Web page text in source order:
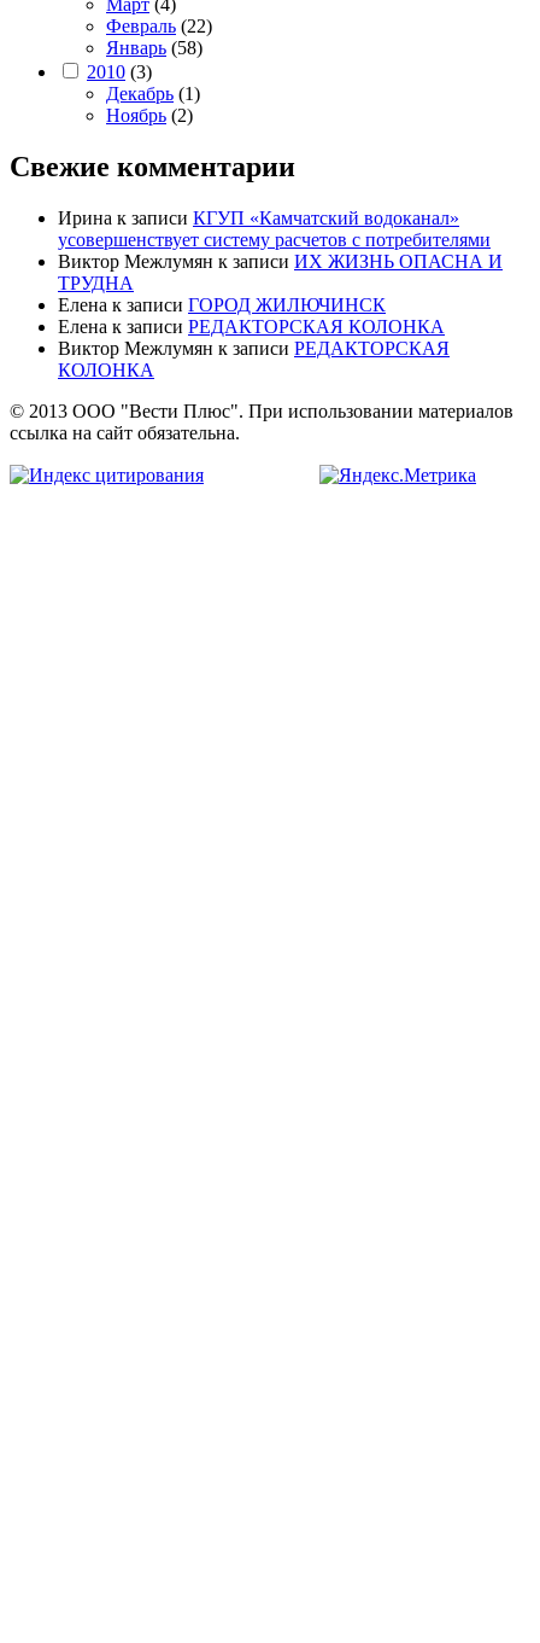
Март (4)
Февраль (22)
Январь (58)
2010 (3)
Декабрь (1)
Ноябрь (2)
Свежие комментарии
Ирина к записи КГУП «Камчатский водоканал»
усовершенствует систему расчетов с потребителями
Виктор Межлумян к записи ИХ ЖИЗНЬ ОПАСНА И
ТРУДНА
Елена к записи ГОРОД ЖИЛЮЧИНСК
Елена к записи РЕДАКТОРСКАЯ КОЛОНКА
Виктор Межлумян к записи РЕДАКТОРСКАЯ
КОЛОНКА
© 2013 ООО "Вести Плюс". При использовании материалов
ссылка на сайт обязательна.